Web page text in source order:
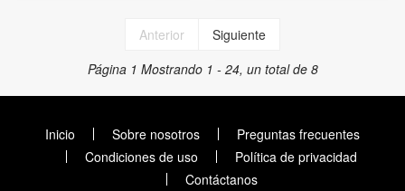
Anterior
Siguiente
Página 1 Mostrando 1 - 24, un total de 8
Inicio Sobre nosotros
Preguntas frecuentes
Condiciones de uso
Política de privacidad
Contáctanos